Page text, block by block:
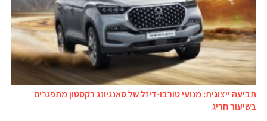
תביעה ייצוגית: מנועי טורבו-דיזל של סאנגיונג רקסטון מתפגרים
בשיעור חריג